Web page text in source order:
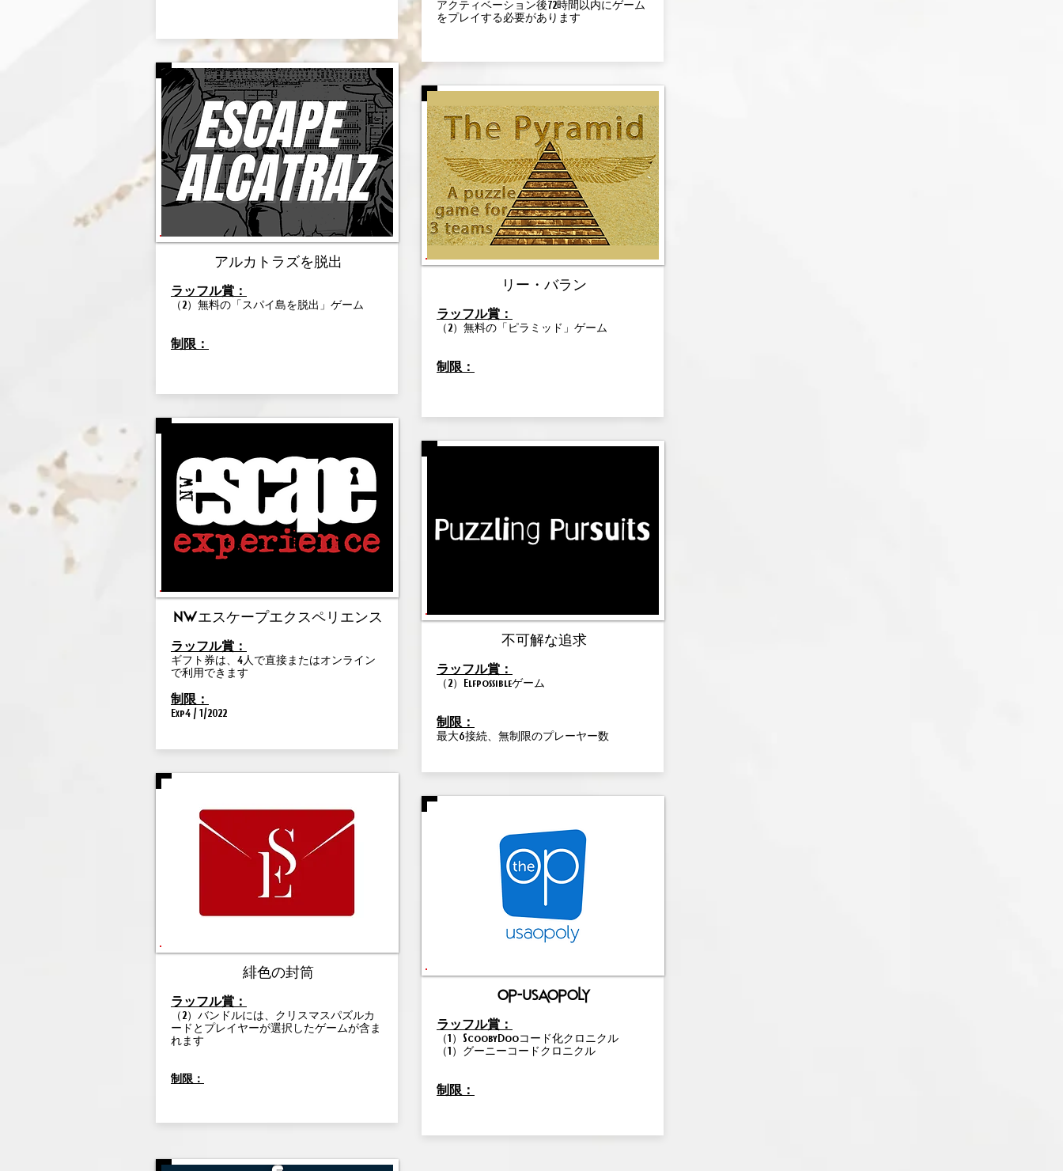
アルカトラズを脱出
ラッフル賞：
（2）無料の「スパイ島を脱出」ゲーム
制限：
NWエスケープエクスペリエンス
ラッフル賞：
ギフト券は、4人で直接またはオンライン
で利用できます
制限：
Exp4 / 1/2022
緋色の封筒
ラッフル賞：
（2）バンドルには、クリスマスパズルカ
ードとプレイヤーが選択したゲームが含ま
れます
制限：
アクティベーション後72時間以内にゲーム
をプレイする必要があります
リー・バラン
ラッフル賞：
（2）無料の「ピラミッド」ゲーム
制限：
不可解な追求
ラッフル賞：
（2）Elfpossibleゲーム
制限：
最大6接続、無制限のプレーヤー数
op-usaopoly
ラッフル賞：
（1）ScoobyDooコード化クロニクル
（1）グーニーコードクロニクル
制限：